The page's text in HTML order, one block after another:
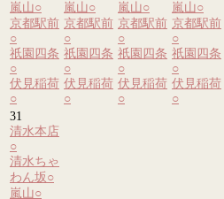
嵐山○
京都駅前
○
祇園四条
○
伏見稲荷
○
嵐山○
京都駅前
○
祇園四条
○
伏見稲荷
○
嵐山○
京都駅前
○
祇園四条
○
伏見稲荷
○
嵐山○
京都駅前
○
祇園四条
○
伏見稲荷
○
31
清水本店
○
清水ちゃ
わん坂○
嵐山○